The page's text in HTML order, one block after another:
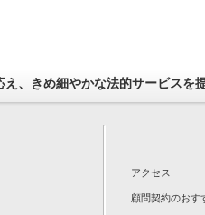
え、きめ細やかな法的サービスを
アクセス
顧問契約のおす